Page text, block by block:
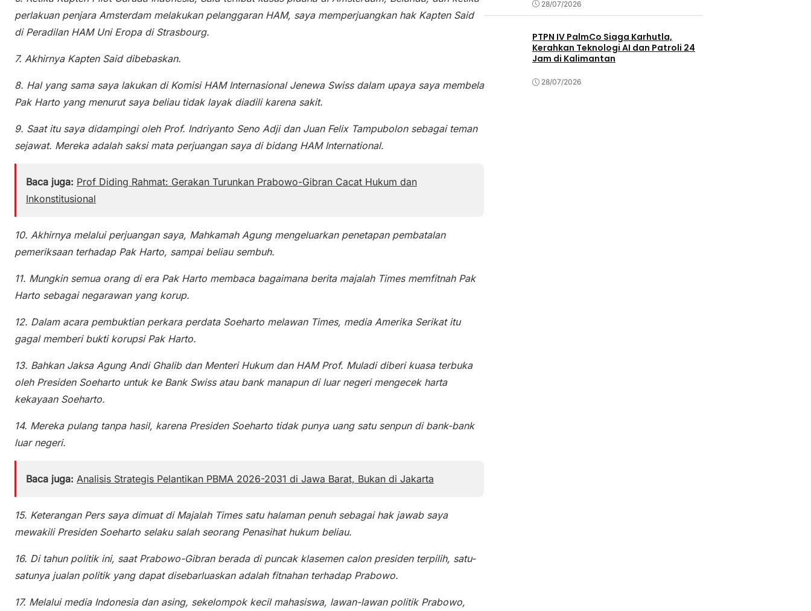
perlakuan penjara Amsterdam melakukan pelanggaran HAM, saya memperjuangkan hak Kapten Said
di Peradilan HAM Uni Eropa di Strasbourg.
7. Akhirnya Kapten Said dibebaskan.
8. Hal yang sama saya lakukan di Komisi HAM Internasional Jenewa Swiss dalam upaya saya membela
Pak Harto yang menurut saya beliau tidak layak diadili karena sakit.
9. Saat itu saya didampingi oleh Prof. Indriyanto Seno Adji dan Juan Felix Tampubolon sebagai teman
sejawat. Mereka adalah saksi mata perjuangan saya di bidang HAM International.
Baca juga: Prof Diding Rahmat: Gerakan Turunkan Prabowo-Gibran Cacat Hukum dan
Inkonstitusional
10. Akhirnya melalui perjuangan saya, Mahkamah Agung mengeluarkan penetapan pembatalan
pemeriksaan terhadap Pak Harto, sampai beliau sembuh.
11. Mungkin semua orang di era Pak Harto membaca bagaimana berita majalah Times memfitnah Pak
Harto sebagai negarawan yang korup.
12. Dalam acara pembuktian perkara perdata Soeharto melawan Times, media Amerika Serikat itu
gagal memberi bukti korupsi Pak Harto.
13. Bahkan Jaksa Agung Andi Ghalib dan Menteri Hukum dan HAM Prof. Muladi diberi kuasa terbuka
oleh Presiden Soeharto untuk ke Bank Swiss atau bank manapun di luar negeri mengecek harta
kekayaan Soeharto.
14. Mereka pulang tanpa hasil, karena Presiden Soeharto tidak punya uang satu senpun di bank-bank
luar negeri.
Baca juga: Analisis Strategis Pelantikan PBMA 2026-2031 di Jawa Barat, Bukan di Jakarta
15. Keterangan Pers saya dimuat di Majalah Times satu halaman penuh sebagai hak jawab saya
mewakili Presiden Soeharto selaku salah seorang Penasihat hukum beliau.
16. Di tahun politik ini, saat Prabowo-Gibran berada di puncak klasemen calon presiden terpilih, satu-
satunya jualan politik yang dapat disebarluaskan adalah fitnahan terhadap Prabowo.
17. Melalui media Indonesia dan asing, sekelompok kecil mahasiswa, lawan-lawan politik Prabowo,
28/07/2026
PTPN IV PalmCo Siaga Karhutla,
Kerahkan Teknologi AI dan Patroli 24
Jam di Kalimantan
28/07/2026